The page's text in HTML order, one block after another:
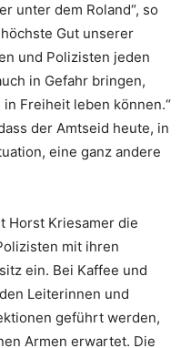
unter dem Roland“, so
Gut unserer
und Polizisten jeden
in Gefahr bringen,
Freiheit leben können.“
der Amtseid heute, in
eine ganz andere
Horst Kriesamer die
mit ihren
ein. Bei Kaffee und
Leiterinnen und
geführt werden,
Armen erwartet. Die